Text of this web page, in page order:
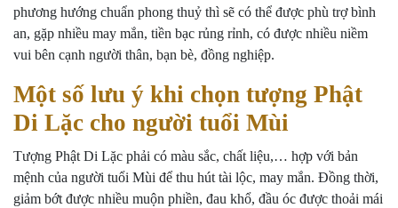
phương hướng chuẩn phong thuỷ thì sẽ có thể được phù trợ bình
an, gặp nhiều may mắn, tiền bạc rủng rỉnh, có được nhiều niềm
vui bên cạnh người thân, bạn bè, đồng nghiệp.
Một số lưu ý khi chọn tượng Phật
Di Lặc cho người tuổi Mùi
Tượng Phật Di Lặc phải có màu sắc, chất liệu,… hợp với bản
mệnh của người tuổi Mùi để thu hút tài lộc, may mắn. Đồng thời,
giảm bớt được nhiều muộn phiền, đau khổ, đầu óc được thoải mái